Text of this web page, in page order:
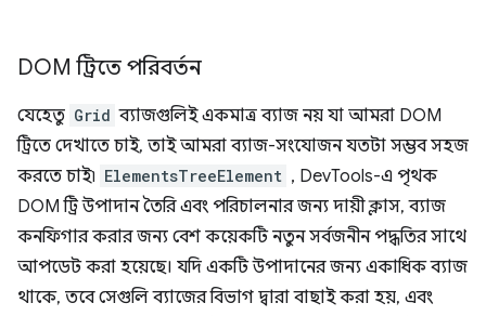
DOM ট্রিতে পরিবর্তন
যেহেতু Grid ব্যাজগুলিই একমাত্র ব্যাজ নয় যা আমরা DOM
ট্রিতে দেখাতে চাই, তাই আমরা ব্যাজ-সংযোজন যতটা সম্ভব সহজ
করতে চাই৷ ElementsTreeElement , DevTools-এ পৃথক
DOM ট্রি উপাদান তৈরি এবং পরিচালনার জন্য দায়ী ক্লাস, ব্যাজ
কনফিগার করার জন্য বেশ কয়েকটি নতুন সর্বজনীন পদ্ধতির সাথে
আপডেট করা হয়েছে। যদি একটি উপাদানের জন্য একাধিক ব্যাজ
থাকে, তবে সেগুলি ব্যাজের বিভাগ দ্বারা বাছাই করা হয়, এবং